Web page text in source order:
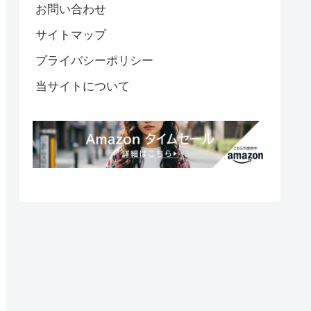
お問い合わせ
サイトマップ
プライバシーポリシー
当サイトについて